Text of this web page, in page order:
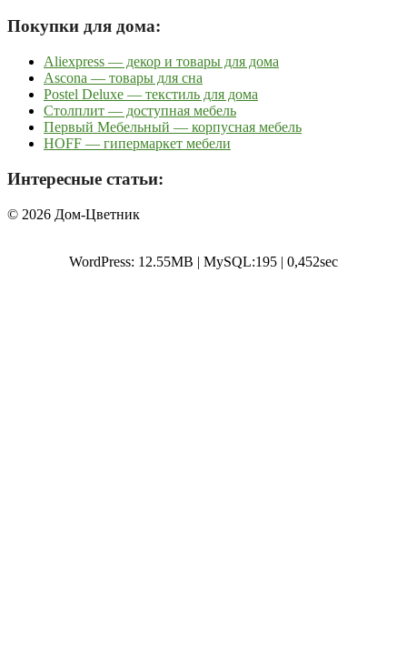
Покупки для дома:
Aliexpress — декор и товары для дома
Ascona — товары для сна
Postel Deluxe — текстиль для дома
Столплит — доступная мебель
Первый Мебельный — корпусная мебель
HOFF — гипермаркет мебели
Интересные статьи:
© 2026 Дом-Цветник
WordPress: 12.55MB | MySQL:195 | 0,452sec